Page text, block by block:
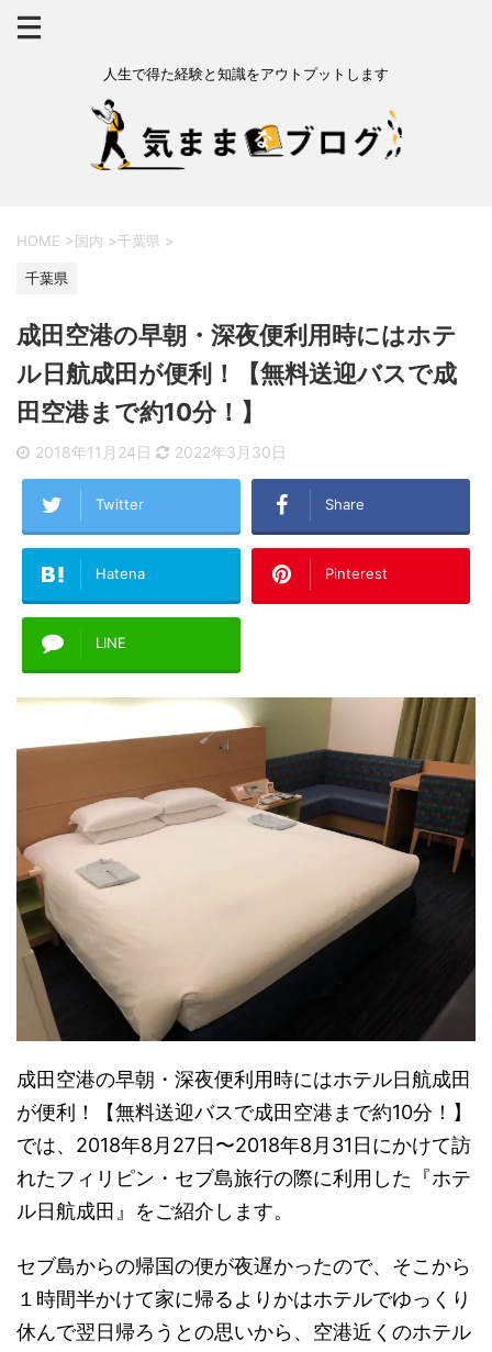
人生で得た経験と知識をアウトプットします
HOME >国内 >千葉県 >
千葉県
成田空港の早朝・深夜便利用時にはホテ
ル日航成田が便利！【無料送迎バスで成
田空港まで約10分！】
2018年11月24日 2022年3月30日
Twitter Share
Hatena Pinterest
LINE
成田空港の早朝・深夜便利用時にはホテル日航成田
が便利！【無料送迎バスで成田空港まで約10分！】
では、2018年8月27日〜2018年8月31日にかけて訪
れたフィリピン・セブ島旅行の際に利用した『ホテ
ル日航成田』をご紹介します。
セブ島からの帰国の便が夜遅かったので、そこから
１時間半かけて家に帰るよりかはホテルでゆっくり
休んで翌日帰ろうとの思いから、空港近くのホテル